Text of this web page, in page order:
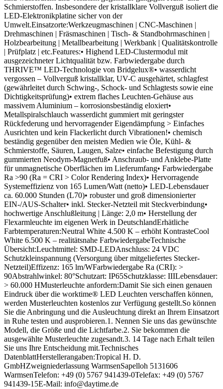
Schmierstoffen. Insbesondere der kristallklare Vollverguß isoliert die
LED-Elektronikplatine sicher von der
Umwelt.Einsatzorte:Werkzeugmaschinen | CNC-Maschinen |
Drehmaschinen | Fräsmaschinen | Tisch- & Standbohrmaschinen |
Holzbearbeitung | Metallbearbeitung | Werkbank | Qualitätskontrolle
| Prüfplatz | etc.Features:• Highend LED-Clustermodul mit
ausgezeichneter Lichtqualität bzw. Farbwiedergabe durch
THRIVE™ LED-Technologie von Bridgelux®• wasserdicht
vergossen – Vollverguß kristallklar, UV-C ausgehärtet, schlagfest
(gewährleitet durch Schwing-, Schock- und Schlagtests sowie eine
Dichtigkeitsprüfung)• extrem flaches Leuchten-Gehäuse aus
massivem Aluminium – korrosionsbeständig eloxiert•
Metallspiralschlauch wasserdicht gummiert mit geringster
Rückfederung und hervorragender Eigendämpfung > Einfaches
Ausrichten und kein Flackerlicht durch Vibrationen!• chemisch
beständig gegenüber den meisten Medien wie Öle, Kühl- &
Schmierstoffe, Säuren, Laugen, Salze• einfache Befestigung durch
gummierten Neodym-Magnetfuß• Anschraub- und Anklebe-Platte
für unmagnetische Oberflächen im Lieferumfang• Farbwiedergabe
Ra >90 (Ra = CRI > Color Rendering Index)• Hervorragende
Systemeffizienz von 165 Lumen/Watt (netto)• LED-Lebensdauer
ca. 60.000 Stunden (L70)• robuster und groß dimensionierter
EIN-/AUS-Schalter• inkl. Stecker-Netzteil mit Steckverbindung•
hochwertige Anschlußleitung | Länge: 2,0 m• Herstellung der
Flexarmleuchte im eigenen Werk in DeutschlandErhätliche
Farbtemperaturen:Neutral White 4.500 K – erhöht KontrasteCool
White 6.500 K – realitätsnahe FarbwiedergabeTechnische
Übersicht:Leuchtmittel: SMD-LEDAnschluss: 24 VDC
Schutzkleinspannung (Versorgung über mitgeliefertes Stecker-
Netzteil)Effizenz: 165 lm/WFarbwiedergabe Ra (CRI): >
90Abstrahlwinkel: 80°Schutzart: IP65Schutzklasse: IIILebensdauer:
> 60.000 HMusterleuchte anfordern:Damit Sie sich einen genauen
Eindruck über die worktime® LED Leuchten verschaffen können,
werden Musterleuchten kostenlos zur Verfügung gestellt.So können
Sie die Anbringung und die Ausleuchtung direkt an Ihrem Einsatzort
in Ruhe testen und ausprobieren.1. Nennen Sie uns das gewünschte
Modell, die Größe und die Lichtfarbe.2. Sie bekommen die
ausgewählte Musterleuchte zugesandt.3. 14 Tage nach Erhalt teilen
Sie uns Ihre Entscheidung mit.Technisches
DatenblattHerstellerangaben:Tropical H. D.
GmbHZweigniederlassung WarmsenSapelloh 5131606
WarmsenTelefon: +49 (0) 5767 941439-0Telefax: +49 (0) 5767
941439-15E-Mail: info@daytime.de